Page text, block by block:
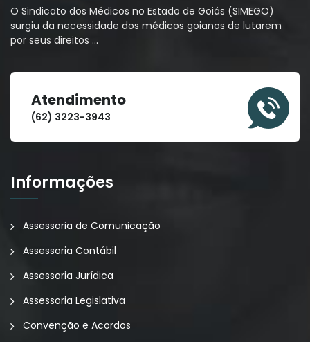
O Sindicato dos Médicos no Estado de Goiás (SIMEGO)
surgiu da necessidade dos médicos goianos de lutarem
por seus direitos …
Atendimento
(62) 3223-3943
Informações
Assessoria de Comunicação
Assessoria Contábil
Assessoria Jurídica
Assessoria Legislativa
Convenção e Acordos